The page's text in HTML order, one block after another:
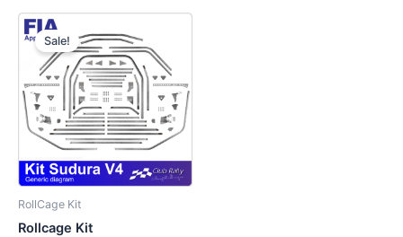
Sale!
RollCage Kit
Rollcage Kit